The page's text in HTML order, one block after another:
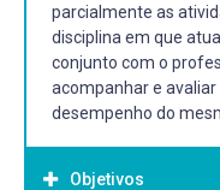
parcialmente as
disciplina em que
conjunto com o
acompanhar e
desempenho do
Objetivos